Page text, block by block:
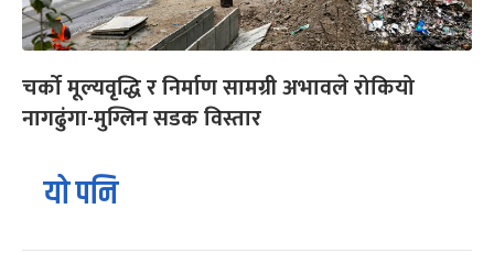
चर्को मूल्यवृद्धि र निर्माण सामग्री अभावले रोकियो
नागढुंगा-मुग्लिन सडक विस्तार
यो पनि